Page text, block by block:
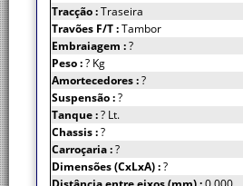
Tracção :Traseira
Travões F/T :Tambor
Embraiagem :?
Peso :? Kg
Amortecedores :?
Suspensão :?
Tanque :? Lt.
Chassis :?
Carroçaria :?
Dimensões (CxLxA) :?